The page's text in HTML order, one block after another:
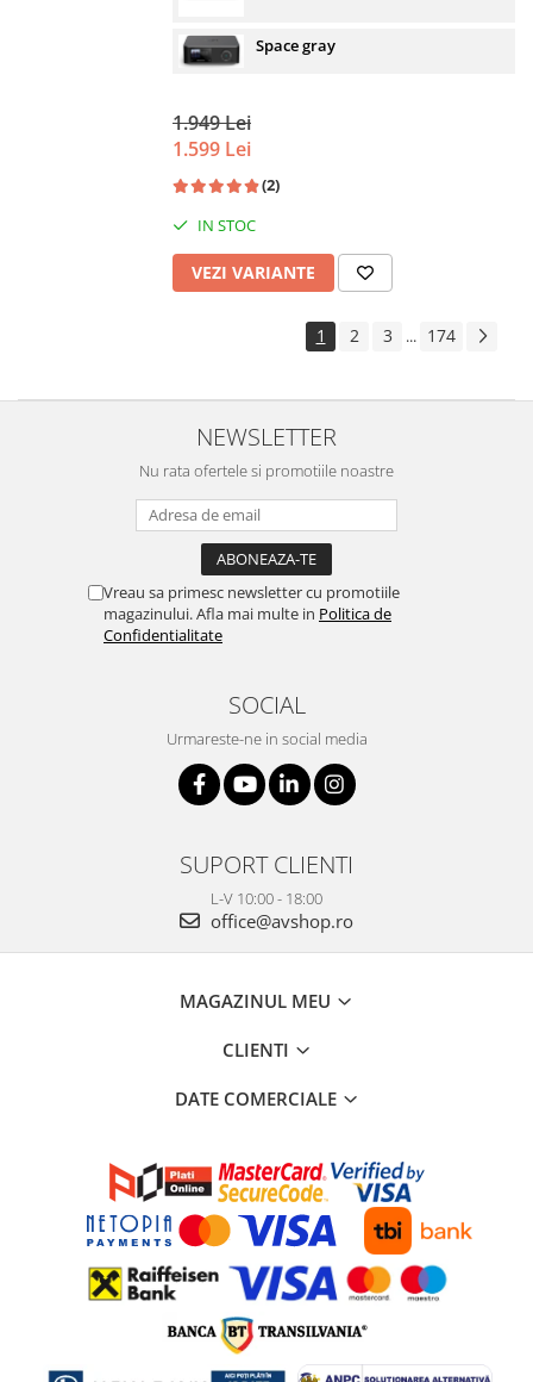
Space gray
1.949 Lei
1.599 Lei
(2)
IN STOC
VEZI VARIANTE
1 2 3 ... 174
NEWSLETTER
Nu rata ofertele si promotiile noastre
Vreau sa primesc newsletter cu promotiile
magazinului. Afla mai multe in Politica de
Confidentialitate
SOCIAL
Urmareste-ne in social media
SUPORT CLIENTI
L-V 10:00 - 18:00
office@avshop.ro
MAGAZINUL MEU
CLIENTI
DATE COMERCIALE